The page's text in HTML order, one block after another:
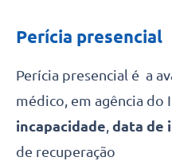
Perícia presencial
Perícia presencial é a
médico, em agência do
incapacidade, data de
de recuperação